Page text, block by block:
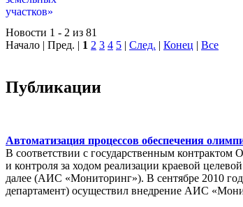
Новости 1 - 2 из 81
Начало | Пред. | 1 2 3 4 5 | След. | Конец | Все
Публикации
Автоматизация процессов обеспечения
В соответствии с государственным
и контроля за ходом реализации краевой
далее (АИС «Мониторинг»). В сентябре 2010
департамент) осуществил внедрение АИС